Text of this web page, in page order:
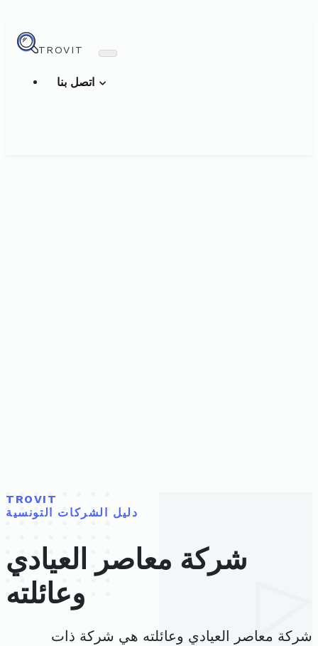
TROVIT
TROVIT
دليل الشركات التونسية
شركة معاصر العيادي
وعائلته
شركة معاصر العيادي وعائلته هي شركة ذات